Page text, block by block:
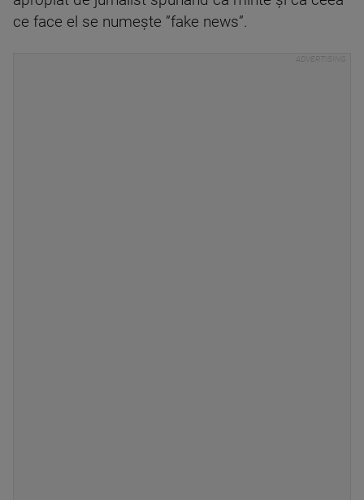
ce face el se numește ”fake news”.